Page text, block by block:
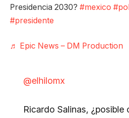
Presidencia 2030? #mexico
#presidente
♬ Epic News – DM Production
@elhilomx
Ricardo Salinas, ¿posible